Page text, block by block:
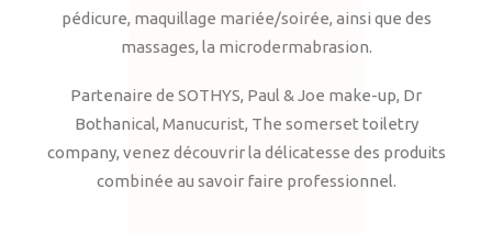
pédicure, maquillage mariée/soirée, ainsi que des
massages, la microdermabrasion.
Partenaire de SOTHYS, Paul & Joe make-up, Dr
Bothanical, Manucurist, The somerset toiletry
company, venez découvrir la délicatesse des produits
combinée au savoir faire professionnel.